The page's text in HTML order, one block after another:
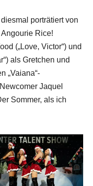
porträtiert von
Angourie Rice!
(„Love, Victor“) und
als Gretchen und
„Vaiana“-
Jaquel
Sommer, als ich